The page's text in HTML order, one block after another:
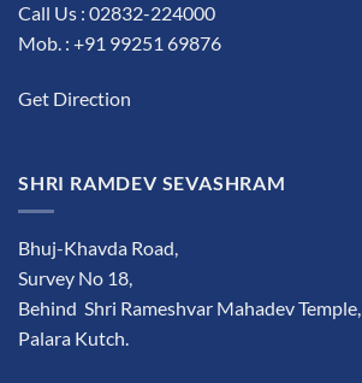
Call Us : 02832-224000
Mob. : +91 99251 69876
Get Direction
SHRI RAMDEV SEVASHRAM
Bhuj-Khavda Road,
Survey No 18,
Behind Shri Rameshvar Mahadev Temple,
Palara Kutch.